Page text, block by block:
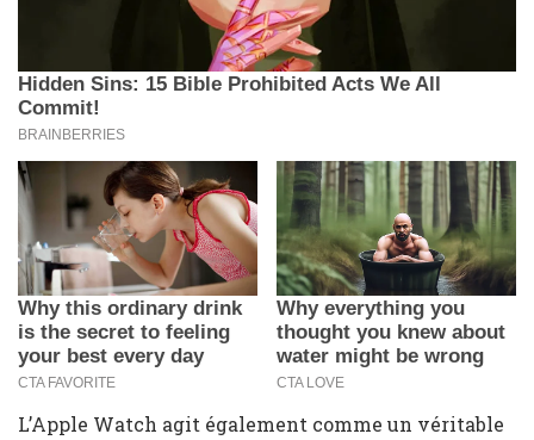
L’Apple Watch agit également comme un véritable